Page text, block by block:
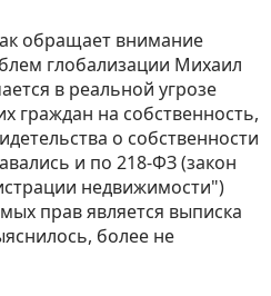
глобализации Михаил
в реальной угрозе
граждан на собственность,
о собственности
и по 218-ФЗ (закон
недвижимости")
прав является выписка
более не